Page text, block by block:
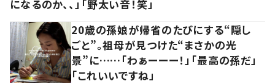
になるのか、、」「野太い音！笑」
20歳の孫娘が帰省のたびにする“隠し
ごと”。祖母が見つけた“まさかの光
景”に……「わぁーーー！」「最高の孫だ」
「これいいですね」